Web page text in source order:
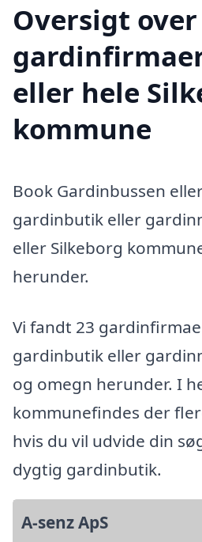
Oversigt over
eller hele
kommune
Book Gardinbussen
gardinbutik eller
eller Silkeborg
herunder.
Vi fandt 23
gardinbutik eller
og omegn herunder. I
kommunefindes der
hvis du vil udvide din
dygtig gardinbutik.
A-senz ApS